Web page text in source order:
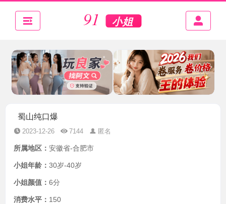
蜀山纯口爆
2023-12-26 7144 匿名
所属地区： 安徽省-合肥市
小姐年龄： 30岁-40岁
小姐颜值： 6分
消费水平： 150